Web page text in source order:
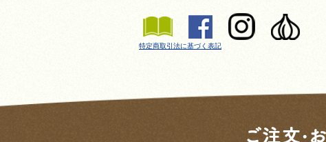
特定商取引法に基づく表記